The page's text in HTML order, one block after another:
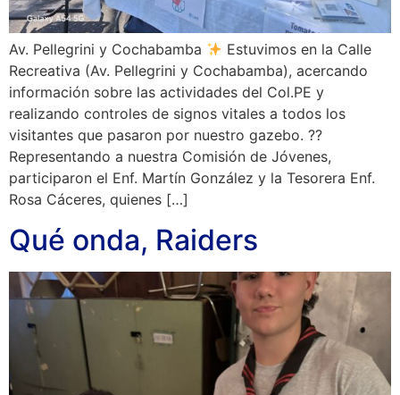
Av. Pellegrini y Cochabamba
Estuvimos en la Calle
Recreativa (Av. Pellegrini y Cochabamba), acercando
información sobre las actividades del Col.PE y
realizando controles de signos vitales a todos los
visitantes que pasaron por nuestro gazebo. ??
Representando a nuestra Comisión de Jóvenes,
participaron el Enf. Martín González y la Tesorera Enf.
Rosa Cáceres, quienes […]
Qué onda, Raiders